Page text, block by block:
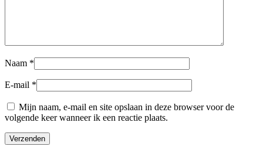
Naam *
E-mail *
Mijn naam, e-mail en site opslaan in deze browser voor de
volgende keer wanneer ik een reactie plaats.